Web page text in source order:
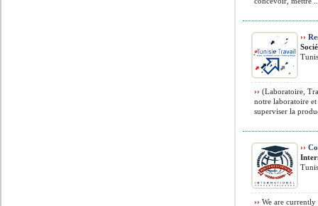
››
›› (Laboratoire,
notre laboratoire
superviser la
››
›› We are